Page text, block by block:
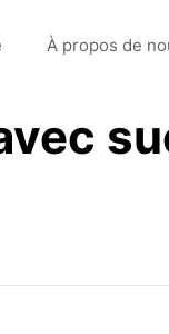
À propos de